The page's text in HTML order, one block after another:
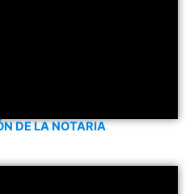
DE LA NOTARIA